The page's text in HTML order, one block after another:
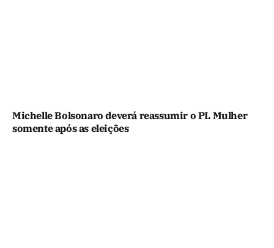
Michelle Bolsonaro deverá reassumir o PL Mulher
somente após as eleições